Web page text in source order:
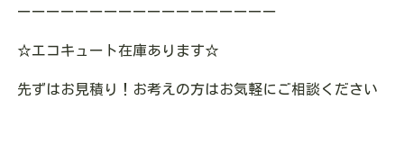
ーーーーーーーーーーーーーーーーーー
☆エコキュート在庫あります☆
先ずはお見積り！お考えの方はお気軽にご相談ください